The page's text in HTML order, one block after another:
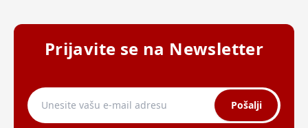
Prijavite se na Newsletter
Pošalji